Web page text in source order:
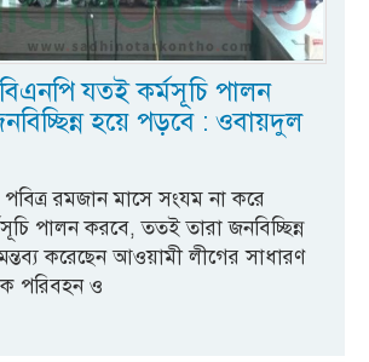
যতই কর্মসূচি পালন
হয়ে পড়বে : ওবায়দুল
পবিত্র রমজান মাসে সংযম না করে
পালন করবে, ততই তারা জনবিচ্ছিন্ন
করেছেন আওয়ামী লীগের সাধারণ
পরিবহন ও